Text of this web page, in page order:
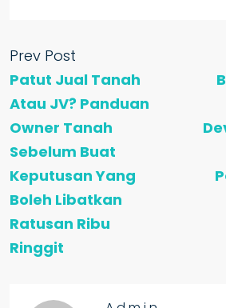
Prev Post
Patut Jual Tanah
Atau JV? Panduan
Owner Tanah
Sebelum Buat
Keputusan Yang
Boleh Libatkan
Ratusan Ribu
Ringgit